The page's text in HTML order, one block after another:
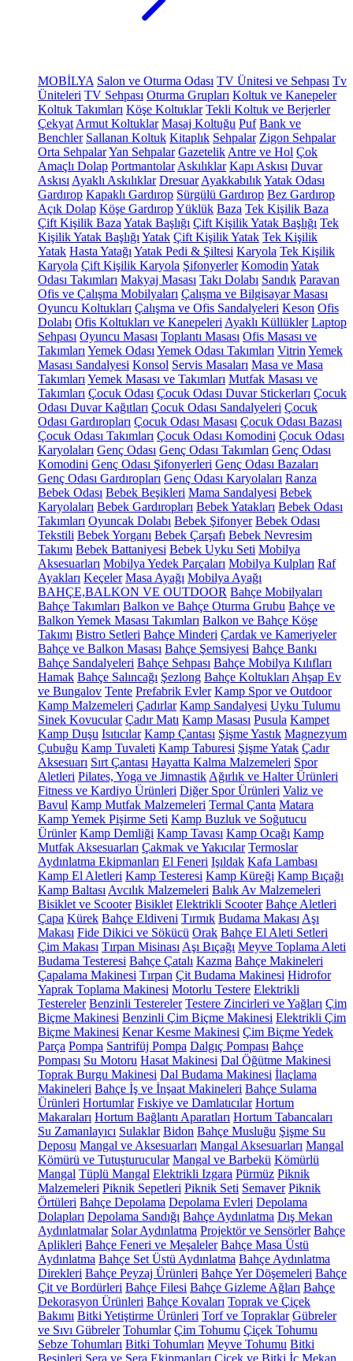
MOBİLYA Salon ve Oturma Odası TV Ünitesi ve Sehpası Tv
Üniteleri TV Sehpası Oturma Grupları Koltuk ve Kanepeler
Koltuk Takımları Köşe Koltuklar Tekli Koltuk ve Berjerler
Çekyat Armut Koltuklar Masaj Koltuğu Puf Bank ve
Benchler Sallanan Koltuk Kitaplık Sehpalar Zigon Sehpalar
Orta SehpalarYan Sehpalar Gazetelik Antre ve Hol Çok
Amaçlı Dolap Portmantolar Askılıklar Kapı Askısı Duvar
Askısı Ayaklı Askılıklar Dresuar AyakkabılıkYatak Odası
Gardırop Kapaklı Gardırop Sürgülü Gardırop Bez Gardırop
Açık Dolap Köşe GardıropYüklük Baza Tek Kişilik Baza
Çift Kişilik Baza Yatak Başlığı Çift Kişilik Yatak Başlığı Tek
Kişilik Yatak Başlığı Yatak Çift Kişilik Yatak Tek Kişilik
Yatak Hasta Yatağı Yatak Pedi & Şiltesi Karyola Tek Kişilik
Karyola Çift Kişilik Karyola Şifonyerler Komodin Yatak
Odası Takımları Makyaj Masası Takı Dolabı Sandık Paravan
Ofis ve Çalışma Mobilyaları Çalışma ve Bilgisayar Masası
Oyuncu Koltukları Çalışma ve Ofis Sandalyeleri Keson Ofis
Dolabı Ofis Koltukları ve Kanepeleri Ayaklı Küllükler Laptop
Sehpası Oyuncu Masası Toplantı Masası Ofis Masası ve
Takımları Yemek Odası Yemek Odası Takımları Vitrin Yemek
Masası Sandalyesi Konsol Servis Masaları Masa ve Masa
Takımları Yemek Masası ve Takımları Mutfak Masası ve
Takımları Çocuk Odası Çocuk Odası Duvar Stickerları Çocuk
Odası Duvar Kağıtları Çocuk Odası Sandalyeleri Çocuk
Odası Gardıropları Çocuk Odası Masası Çocuk Odası Bazası
Çocuk Odası Takımları Çocuk Odası Komodini Çocuk Odası
Karyolaları Genç Odası Genç Odası Takımları Genç Odası
Komodini Genç Odası Şifonyerleri Genç Odası Bazaları
Genç Odası Gardıropları Genç Odası Karyolaları Ranza
Bebek Odası Bebek Beşikleri Mama Sandalyesi Bebek
Karyolaları Bebek Gardıropları Bebek Yatakları Bebek Odası
Takımları Oyuncak Dolabı Bebek Şifonyer Bebek Odası
Tekstili Bebek Yorganı Bebek Çarşafı Bebek Nevresim
Takımı Bebek Battaniyesi Bebek Uyku Seti Mobilya
Aksesuarları Mobilya Yedek Parçaları Mobilya Kulpları Raf
Ayakları Keçeler Masa Ayağı Mobilya Ayağı
BAHÇE,BALKON VE OUTDOOR Bahçe Mobilyaları
Bahçe Takımları Balkon ve Bahçe Oturma Grubu Bahçe ve
Balkon Yemek Masası Takımları Balkon ve Bahçe Köşe
Takımı Bistro Setleri Bahçe Minderi Çardak ve Kameriyeler
Bahçe ve Balkon Masası Bahçe Şemsiyesi Bahçe Bankı
Bahçe Sandalyeleri Bahçe Sehpası Bahçe Mobilya Kılıfları
Hamak Bahçe Salıncağı Şezlong Bahçe Koltukları Ahşap Ev
ve Bungalov Tente Prefabrik Evler Kamp Spor ve Outdoor
Kamp Malzemeleri Çadırlar Kamp Sandalyesi Uyku Tulumu
Sinek Kovucular Çadır Matı Kamp Masası Pusula Kampet
Kamp Duşu Isıtıcılar Kamp Çantası Şişme Yastık Magnezyum
Çubuğu Kamp Tuvaleti Kamp Taburesi Şişme Yatak Çadır
Aksesuarı Sırt Çantası Hayatta Kalma Malzemeleri Spor
Aletleri Pilates, Yoga ve Jimnastik Ağırlık ve Halter Ürünleri
Fitness ve Kardiyo Ürünleri Diğer Spor Ürünleri Valiz ve
Bavul Kamp Mutfak Malzemeleri Termal Çanta Matara
Kamp Yemek Pişirme Seti Kamp Buzluk ve Soğutucu
Ürünler Kamp Demliği Kamp Tavası Kamp Ocağı Kamp
Mutfak Aksesuarları Çakmak ve Yakıcılar Termoslar
Aydınlatma Ekipmanları El Feneri Işıldak Kafa Lambası
Kamp El Aletleri Kamp Testeresi Kamp Küreği Kamp Bıçağı
Kamp Baltası Avcılık Malzemeleri Balık Av Malzemeleri
Bisiklet ve Scooter Bisiklet Elektrikli Scooter Bahçe Aletleri
Çapa Kürek Bahçe Eldiveni Tırmık Budama Makası Aşı
Makası Fide Dikici ve Sökücü Orak Bahçe El Aleti Setleri
Çim Makası Tırpan Misinası Aşı Bıçağı Meyve Toplama Aleti
Budama Testeresi Bahçe Çatalı Kazma Bahçe Makineleri
Çapalama Makinesi Tırpan Çit Budama Makinesi Hidrofor
Yaprak Toplama Makinesi Motorlu Testere Elektrikli
Testereler Benzinli Testereler Testere Zincirleri ve Yağları Çim
Biçme Makinesi Benzinli Çim Biçme Makinesi Elektrikli Çim
Biçme Makinesi Kenar Kesme Makinesi Çim Biçme Yedek
Parça Pompa Santrifüj Pompa Dalgıç Pompası Bahçe
Pompası Su Motoru Hasat Makinesi Dal Öğütme Makinesi
Toprak Burgu Makinesi Dal Budama Makinesi İlaçlama
Makineleri Bahçe İş ve İnşaat Makineleri Bahçe Sulama
Ürünleri Hortumlar Fıskiye ve Damlatıcılar Hortum
Makaraları Hortum Bağlantı Aparatları Hortum Tabancaları
Su Zamanlayıcı Sulaklar Bidon Bahçe Musluğu Şişme Su
Deposu Mangal ve Aksesuarları Mangal Aksesuarları Mangal
Kömürü ve Tutuşturucular Mangal ve Barbekü Kömürlü
Mangal Tüplü Mangal Elektrikli Izgara Pürmüz Piknik
Malzemeleri Piknik Sepetleri Piknik Seti Semaver Piknik
Örtüleri Bahçe Depolama Depolama Evleri Depolama
Dolapları Depolama Sandığı Bahçe Aydınlatma Dış Mekan
Aydınlatmalar Solar Aydınlatma Projektör ve Sensörler Bahçe
Aplikleri Bahçe Feneri ve Meşaleler Bahçe Masa Üstü
Aydınlatma Bahçe Set Üstü Aydınlatma Bahçe Aydınlatma
Direkleri Bahçe Peyzaj Ürünleri Bahçe Yer Döşemeleri Bahçe
Çit ve Bordürleri Bahçe Filesi Bahçe Gizleme Ağları Bahçe
Dekorasyon Ürünleri Bahçe Kovaları Toprak ve Çiçek
Bakımı Bitki Yetiştirme Ürünleri Torf ve Topraklar Gübreler
ve Sıvı Gübreler Tohumlar Çim Tohumu Çiçek Tohumu
Sebze Tohumları Bitki Tohumları Meyve Tohumu Bitki
Besinleri Sera ve Sera Ekipmanları Çiçek ve Bitki İç Mekan